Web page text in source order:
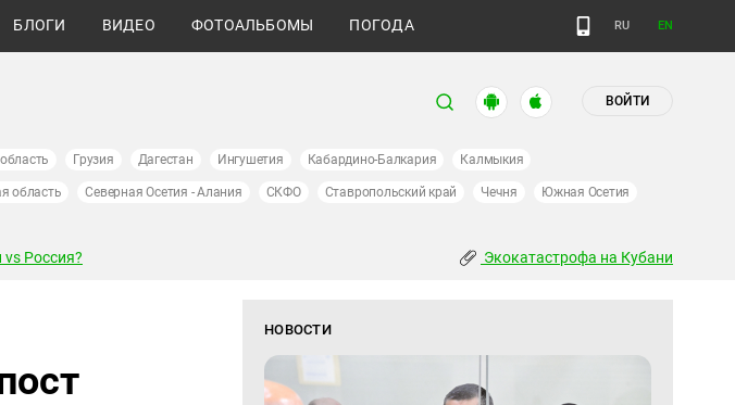
БЛОГИ ВИДЕО ФОТОАЛЬБОМЫ ПОГОДА RU EN
ВОЙТИ
Грузия Дагестан Ингушетия Кабардино-Балкария Калмыкия
область Северная Осетия - Алания СКФО Ставропольский край Чечня Южная Осетия
Россия? Экокатастрофа на Кубани
НОВОСТИ